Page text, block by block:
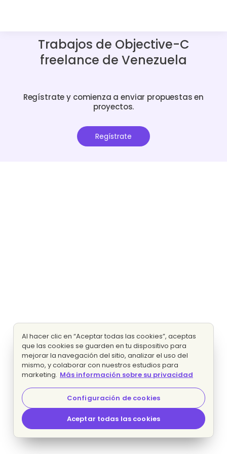
Trabajos de Objective-C
freelance de Venezuela
Regístrate y comienza a enviar propuestas en
proyectos.
Regístrate
Al hacer clic en “Aceptar todas las cookies”, aceptas
que las cookies se guarden en tu dispositivo para
mejorar la navegación del sitio, analizar el uso del
mismo, y colaborar con nuestros estudios para
marketing. Más información sobre su privacidad
Configuración de cookies
Aceptar todas las cookies